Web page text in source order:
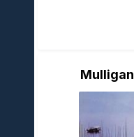
Mulligan